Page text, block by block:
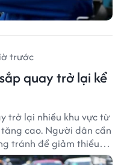
trước
quay trở lại kể
trở lại nhiều khu vực từ
cao. Người dân cần
tránh để giảm thiểu